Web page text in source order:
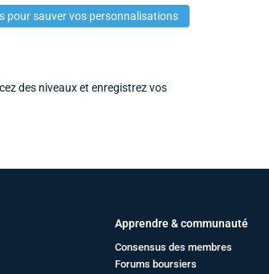
pour sauver vos personnalisations
des niveaux et enregistrez vos
Apprendre & communauté
Consensus des membres
Forums boursiers